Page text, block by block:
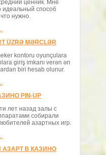
ценник. Мне
идеальный способ
нужно.
ÜZRƏ MƏRCLƏR
kontoru oyunçulara
giriş imkanı verən ən
biri hesab olunur.
PIN-UP
лет назад залы с
собирали
азартных игр.
АЗАРТ В КАЗИНО